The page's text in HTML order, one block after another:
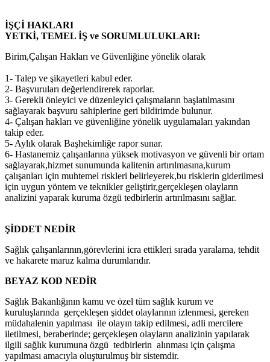
İŞÇİ HAKLARI
YETKİ, TEMEL İŞ ve SORUMLULUKLARI:
Birim,Çalışan Hakları ve Güvenliğine yönelik olarak
1- Talep ve şikayetleri kabul eder.
2- Başvuruları değerlendirerek raporlar.
3- Gerekli önleyici ve düzenleyici çalışmaların başlatılmasını
sağlayarak başvuru sahiplerine geri bildirimde bulunur.
4- Çalışan hakları ve güvenliğine yönelik uygulamaları yakından
takip eder.
5- Aylık olarak Başhekimliğe rapor sunar.
6- Hastanemiz çalışanlarına yüksek motivasyon ve güvenli bir ortam
sağlayarak,hizmet sunumunda kalitenin artırılmasına,kurum
çalışanları için muhtemel riskleri belirleyerek,bu risklerin giderilmesi
için uygun yöntem ve teknikler geliştirir,gerçekleşen olayların
analizini yaparak kuruma özgü tedbirlerin artırılmasını sağlar.
ŞİDDET NEDİR
Sağlık çalışanlarının,görevlerini icra ettikleri sırada yaralama, tehdit
ve hakarete maruz kalma durumlarıdır.
BEYAZ KOD NEDİR
Sağlık Bakanlığının kamu ve özel tüm sağlık kurum ve
kuruluşlarında gerçekleşen şiddet olaylarının izlenmesi, gereken
müdahalenin yapılması ile olayın takip edilmesi, adli mercilere
iletilmesi, beraberinde; gerçekleşen olayların analizinin yapılarak
ilgili sağlık kurumuna özgü tedbirlerin alınması için çalışma
yapılması amacıyla oluşturulmuş bir sistemdir.